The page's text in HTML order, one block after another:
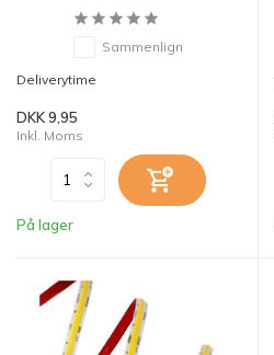
Sammenlign
Deliverytime
DKK 9,95
Inkl. Moms
På lager